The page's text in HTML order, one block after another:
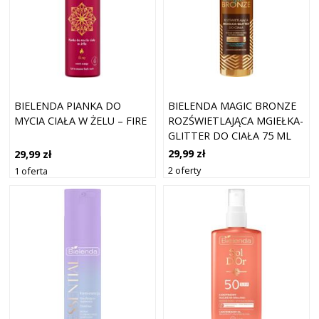
BIELENDA PIANKA DO
MYCIA CIAŁA W ŻELU – FIRE
29,99 zł
1 oferta
BIELENDA MAGIC BRONZE
ROZŚWIETLAJĄCA MGIEŁKA-
GLITTER DO CIAŁA 75 ML
29,99 zł
2 oferty